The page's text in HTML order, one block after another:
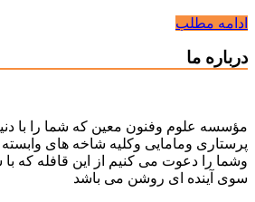
ادامه مطلب
درباره ما
مؤسسه علوم وفنون معین که شما را با
پرستاری ومامایی وکلیه شاخه های وابسته
وشما را دعوت می کنیم از این قافله که
سوی آینده ای روشن می باشد